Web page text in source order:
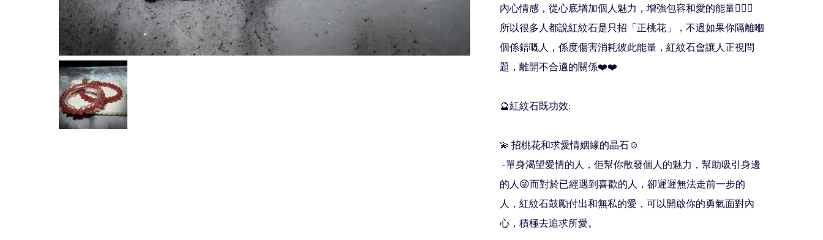
內心情感，從心底增加個人魅力，增強包容和愛的能量💁🏻‍♀️
所以很多人都說紅紋石是只招「正桃花」，不過如果你隔離嗰
個係錯嘅人，係度傷害消耗彼此能量，紅紋石會讓人正視問
題，離開不合適的關係❤️❤️
🔮紅紋石既功效:
💫 招桃花和求愛情姻緣的晶石☺️
的人😜而對於已經遇到喜歡的人，卻遲遲無法走前一步的
人，紅紋石鼓勵付出和無私的愛，可以開啟你的勇氣面對內
心，積極去追求所愛。